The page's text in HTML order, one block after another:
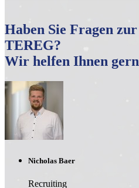
Haben Sie Fragen
TEREG?
Wir helfen Ihnen
Nicholas Baer
Recruiting